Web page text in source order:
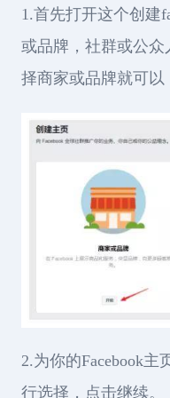
1.首先打开这个创建
或品牌，社群或公
择商家或品牌就可以
2.为你的Facebook
行选择，点击继续。